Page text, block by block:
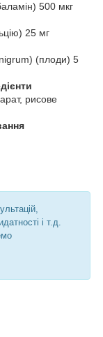
500 мкг
25 мг
(плоди) 5
рисове
і т.д.